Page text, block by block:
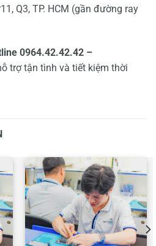
Q3, TP. HCM (gần đường ray
0964.42.42.42 –
trợ tận tình và tiết kiệm thời